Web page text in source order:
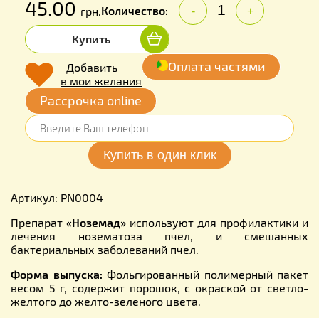
45.00 грн.Количество: - +
Купить
Добавить
в мои желания
Оплата частями
Рассрочка online
Артикул: PN0004
Препарат «Ноземад» используют для профилактики и
лечения нозематоза пчел, и смешанных
бактериальных заболеваний пчел.
Форма выпуска: Фольгированный полимерный пакет
весом 5 г, содержит порошок, с окраской от светло-
желтого до желто-зеленого цвета.